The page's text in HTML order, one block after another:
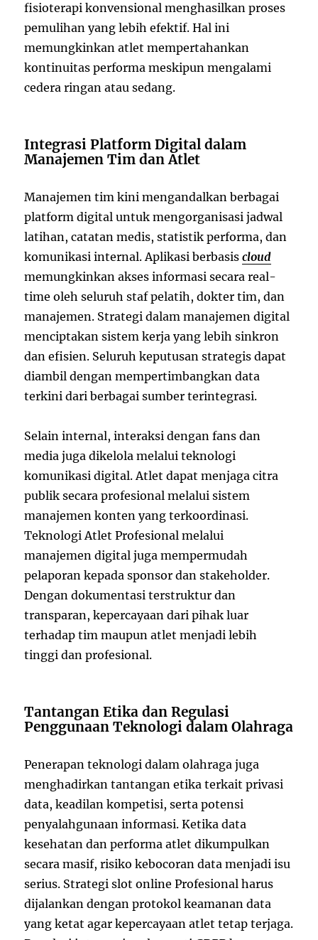
fisioterapi konvensional menghasilkan proses
pemulihan yang lebih efektif. Hal ini
memungkinkan atlet mempertahankan
kontinuitas performa meskipun mengalami
cedera ringan atau sedang.
Integrasi Platform Digital dalam
Manajemen Tim dan Atlet
Manajemen tim kini mengandalkan berbagai
platform digital untuk mengorganisasi jadwal
latihan, catatan medis, statistik performa, dan
komunikasi internal. Aplikasi berbasiscloud
memungkinkan akses informasi secara real-
time oleh seluruh staf pelatih, dokter tim, dan
manajemen. Strategi dalam manajemen digital
menciptakan sistem kerja yang lebih sinkron
dan efisien. Seluruh keputusan strategis dapat
diambil dengan mempertimbangkan data
terkini dari berbagai sumber terintegrasi.
Selain internal, interaksi dengan fans dan
media juga dikelola melalui teknologi
komunikasi digital. Atlet dapat menjaga citra
publik secara profesional melalui sistem
manajemen konten yang terkoordinasi.
Teknologi Atlet Profesional melalui
manajemen digital juga mempermudah
pelaporan kepada sponsor dan stakeholder.
Dengan dokumentasi terstruktur dan
transparan, kepercayaan dari pihak luar
terhadap tim maupun atlet menjadi lebih
tinggi dan profesional.
Tantangan Etika dan Regulasi
Penggunaan Teknologi dalam Olahraga
Penerapan teknologi dalam olahraga juga
menghadirkan tantangan etika terkait privasi
data, keadilan kompetisi, serta potensi
penyalahgunaan informasi. Ketika data
kesehatan dan performa atlet dikumpulkan
secara masif, risiko kebocoran data menjadi isu
serius. Strategi slot online Profesional harus
dijalankan dengan protokol keamanan data
yang ketat agar kepercayaan atlet tetap terjaga.